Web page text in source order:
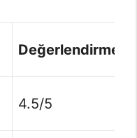
Değerlendirme
4.5/5